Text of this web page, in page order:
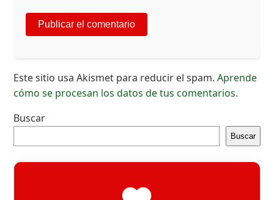
Este sitio usa Akismet para reducir el spam.Aprende
cómo se procesan los datos de tus comentarios.
Buscar
Buscar